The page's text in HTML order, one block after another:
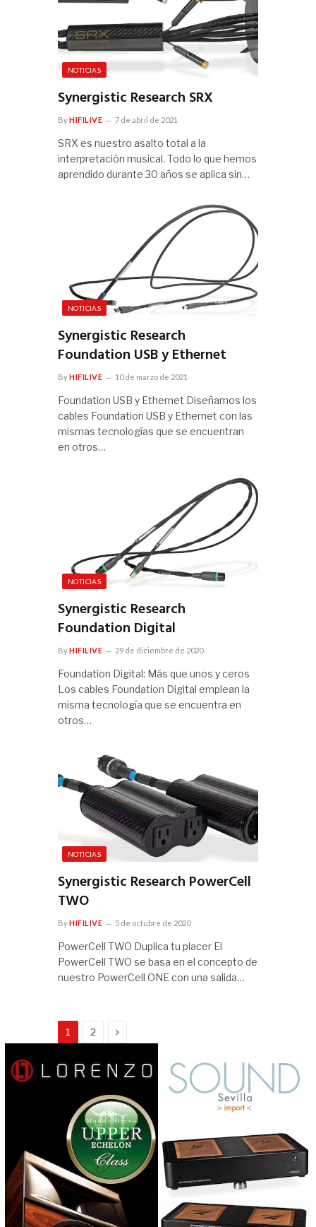
NOTICIAS
Synergistic Research SRX
ByHIFILIVE 7 de abril de 2021
SRX es nuestro asalto total a la
interpretación musical. Todo lo que hemos
aprendido durante 30 años se aplica sin…
NOTICIAS
Synergistic Research
Foundation USB y Ethernet
ByHIFILIVE 10 de marzo de 2021
Foundation USB y Ethernet Diseñamos los
cables Foundation USB y Ethernet con las
mismas tecnologías que se encuentran
en otros…
NOTICIAS
Synergistic Research
Foundation Digital
ByHIFILIVE 29 de diciembre de 2020
Foundation Digital: Más que unos y ceros
Los cables Foundation Digital emplean la
misma tecnología que se encuentra en
otros…
NOTICIAS
Synergistic Research PowerCell
TWO
ByHIFILIVE 5 de octubre de 2020
PowerCell TWO Duplica tu placer El
PowerCell TWO se basa en el concepto de
nuestro PowerCell ONE con una salida…
1 2 Next